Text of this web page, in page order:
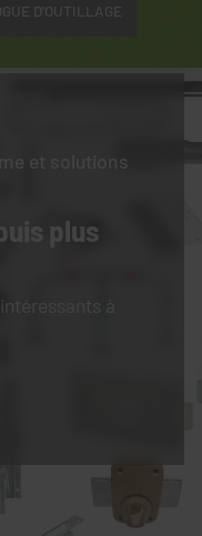
D'OUTILLAGE
et solutions
plus
à